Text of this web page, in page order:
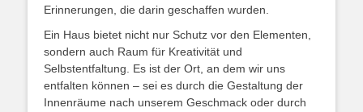
Erinnerungen, die darin geschaffen wurden.
Ein Haus bietet nicht nur Schutz vor den Elementen,
sondern auch Raum für Kreativität und
Selbstentfaltung. Es ist der Ort, an dem wir uns
entfalten können – sei es durch die Gestaltung der
Innenräume nach unserem Geschmack oder durch